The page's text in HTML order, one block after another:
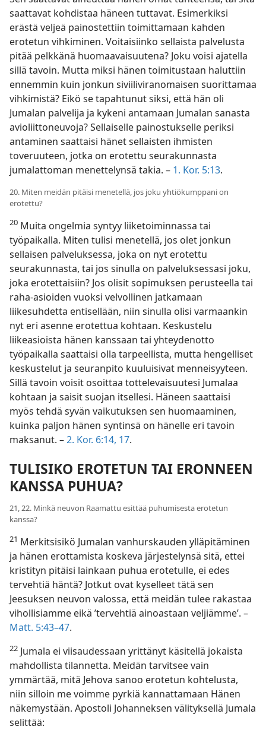
saattavat kohdistaa häneen tuttavat. Esimerkiksi
erästä veljeä painostettiin toimittamaan kahden
erotetun vihkiminen. Voitaisiinko sellaista palvelusta
pitää pelkkänä huomaavaisuutena? Joku voisi ajatella
sillä tavoin. Mutta miksi hänen toimitustaan haluttiin
ennemmin kuin jonkun siviiliviranomaisen suorittamaa
vihkimistä? Eikö se tapahtunut siksi, että hän oli
Jumalan palvelija ja kykeni antamaan Jumalan sanasta
avioliittoneuvoja? Sellaiselle painostukselle periksi
antaminen saattaisi hänet sellaisten ihmisten
toveruuteen, jotka on erotettu seurakunnasta
jumalattoman menettelynsä takia. – 1. Kor. 5:13.
20. Miten meidän pitäisi menetellä, jos joku yhtiökumppani on
erotettu?
20 Muita ongelmia syntyy liiketoiminnassa tai
työpaikalla. Miten tulisi menetellä, jos olet jonkun
sellaisen palveluksessa, joka on nyt erotettu
seurakunnasta, tai jos sinulla on palveluksessasi joku,
joka erotettaisiin? Jos olisit sopimuksen perusteella tai
raha-asioiden vuoksi velvollinen jatkamaan
liikesuhdetta entisellään, niin sinulla olisi varmaankin
nyt eri asenne erotettua kohtaan. Keskustelu
liikeasioista hänen kanssaan tai yhteydenotto
työpaikalla saattaisi olla tarpeellista, mutta hengelliset
keskustelut ja seuranpito kuuluisivat menneisyyteen.
Sillä tavoin voisit osoittaa tottelevaisuutesi Jumalaa
kohtaan ja saisit suojan itsellesi. Häneen saattaisi
myös tehdä syvän vaikutuksen sen huomaaminen,
kuinka paljon hänen syntinsä on hänelle eri tavoin
maksanut. –2. Kor. 6:14, 17.
TULISIKO EROTETUN TAI ERONNEEN
KANSSA PUHUA?
21, 22. Minkä neuvon Raamattu esittää puhumisesta erotetun
kanssa?
21 Merkitsisikö Jumalan vanhurskauden ylläpitäminen
ja hänen erottamista koskeva järjestelynsä sitä, ettei
kristityn pitäisi lainkaan puhua erotetulle, ei edes
tervehtiä häntä? Jotkut ovat kyselleet tätä sen
Jeesuksen neuvon valossa, että meidän tulee rakastaa
vihollisiamme eikä ’tervehtiä ainoastaan veljiämme’. –
Matt. 5:43–47.
22 Jumala ei viisaudessaan yrittänyt käsitellä jokaista
mahdollista tilannetta. Meidän tarvitsee vain
ymmärtää, mitä Jehova sanoo erotetun kohtelusta,
niin silloin me voimme pyrkiä kannattamaan Hänen
näkemystään. Apostoli Johanneksen välityksellä Jumala
selittää: